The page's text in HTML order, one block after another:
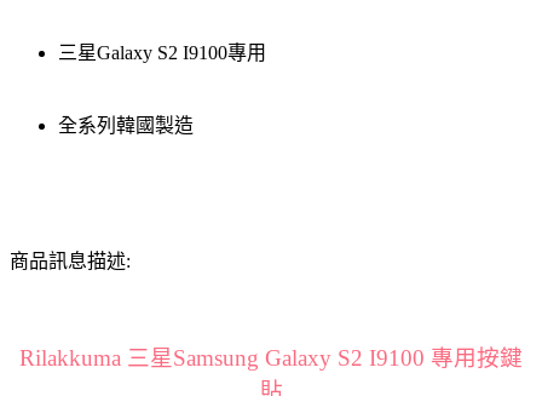
三星Galaxy S2 I9100專用
全系列韓國製造
商品訊息描述:
Rilakkuma 三星Samsung Galaxy S2 I9100 專用按鍵
貼